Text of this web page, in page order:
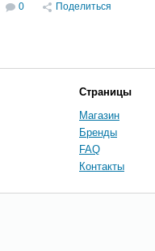
0 Поделиться
Страницы
Магазин
Бренды
FAQ
Контакты